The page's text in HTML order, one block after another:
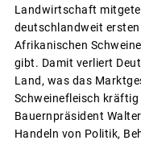
Landwirtschaft
deutschlandweit
Afrikanischen
gibt. Damit verliert
Land, was das
Schweinefleisch
Bauernpräsident
Handeln von Politik,